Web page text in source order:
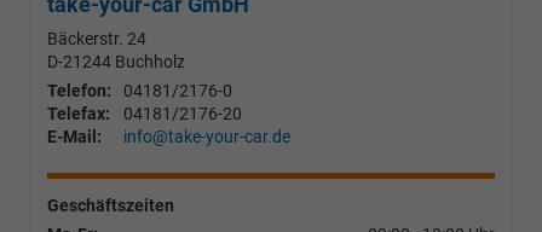
Bäckerstr. 24
D-21244 Buchholz
Telefon:
04181/2176-0
Telefax:
04181/2176-20
E-Mail:
info@take-your-car.de
Geschäftszeiten